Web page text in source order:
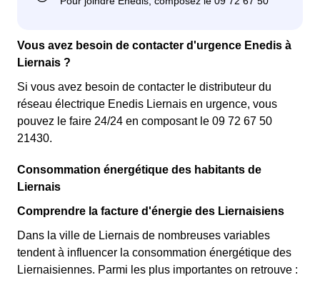
Vous avez besoin de contacter d'urgence Enedis à
Liernais ?
Si vous avez besoin de contacter le distributeur du
réseau électrique Enedis Liernais en urgence, vous
pouvez le faire 24/24 en composant le 09 72 67 50
21430.
Consommation énergétique des habitants de
Liernais
Comprendre la facture d'énergie des Liernaisiens
Dans la ville de Liernais de nombreuses variables
tendent à influencer la consommation énergétique des
Liernaisiennes. Parmi les plus importantes on retrouve :